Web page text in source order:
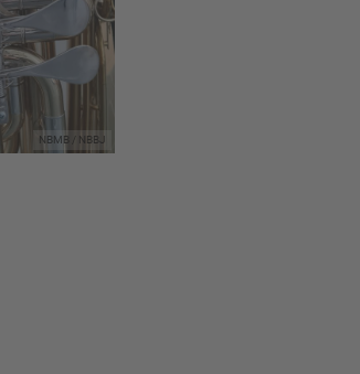
NBMB / NBBJ